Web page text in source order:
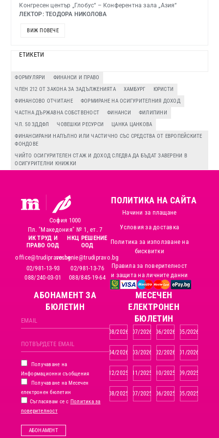
Конгресен център „Глобус“ – Конферентна зала „Азия“
ЛЕКТОР: ТЕОДОРА НИКОЛОВА
ВИЖ ПОВЕЧЕ
ЕТИКЕТИ
ФОРМУЛЯРИ
ФИНАНСИ И ПРАВО
ЧЛЕН 212 ОТ ЗАКОНА ЗА ЗАДЪЛЖЕНИЯТА
ХАМБУРГ
ЮРИСТИ
ФИНАНСОВО ОТЧИТАНЕ
ФОРМИРАНЕ НА ОСИГУРИТЕЛНИЯ ДОХОД
ЧАСТНА ДЪРЖАВНА СОБСТВЕНОСТ
ФИНАНСИ
ФИЛИПИНИ
ЧЛ. 50 ЗДДФЛ
ЧОВЕШКИ РЕСУРСИ
ЦАНКА ЦАНКОВА
ФИНАНСИРАНИ НАПЪЛНО ИЛИ ЧАСТИЧНО СЪС СРЕДСТВА ОТ ЕВРОПЕЙСКИТЕ
ФОНДОВЕ
ЧИЙТО ОСИГУРИТЕЛЕН СТАЖ И ДОХОД СЛЕДВА ДА БЪДАТ ЗАВЕРЕНИ В
ОСИГУРИТЕЛНИ КНИЖКИ
София 1000
Пл. "Македония" № 1, ет. 7
ИК ТРУД И
ПРАВО ООД
office@trudipravo.bg
02/981-13-93
088/240-03-01
НКЦ РЕШЕНИЕ
ООД
reshenie@trudipravo.bg
02/981-13-76
088/845-19-64
ПОЛИТИКА НА САЙТА
Начини за плащане
Условия за доставка
Политика за използване на
бисквитки
Правила за поверителност
и защита на личните данни
АБОНАМЕНТ ЗА
БЮЛЕТИН
Получаване на
Информационни съобщения
Получаване на Месечен
електронен бюлетин
Съгласявам се с Политика за
поверителност
АБОНАМЕНТ
MЕСЕЧЕН
ЕЛЕКТРОНЕН
БЮЛЕТИН
08/2026 07/2026 06/2026 05/2026
04/2026 03/2026 02/2026 01/2026
12/2025 11/2025 10/2025 09/2025
08/2025 07/2025 06/2025 05/2025